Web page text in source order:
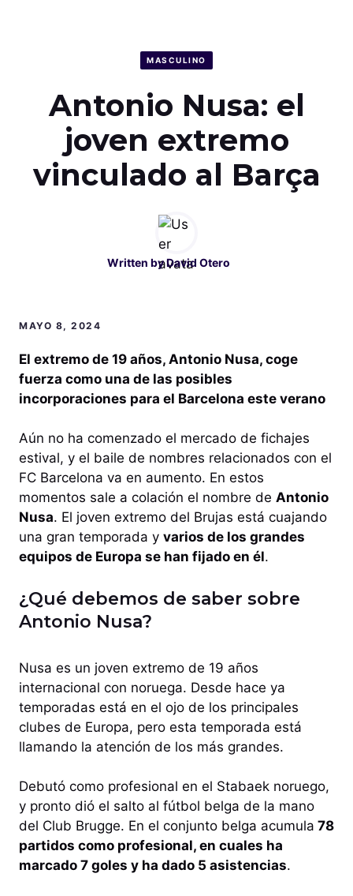
MASCULINO
Antonio Nusa: el
joven extremo
vinculado al Barça
Written byDavid Otero
MAYO 8, 2024
El extremo de 19 años, Antonio Nusa, coge
fuerza como una de las posibles
incorporaciones para el Barcelona este verano
Aún no ha comenzado el mercado de fichajes
estival, y el baile de nombres relacionados con el
FC Barcelona va en aumento. En estos
momentos sale a colación el nombre de Antonio
Nusa. El joven extremo del Brujas está cuajando
una gran temporada y varios de los grandes
equipos de Europa se han fijado en él.
¿Qué debemos de saber sobre
Antonio Nusa?
Nusa es un joven extremo de 19 años
internacional con noruega. Desde hace ya
temporadas está en el ojo de los principales
clubes de Europa, pero esta temporada está
llamando la atención de los más grandes.
Debutó como profesional en el Stabaek noruego,
y pronto dió el salto al fútbol belga de la mano
del Club Brugge. En el conjunto belga acumula 78
partidos como profesional, en cuales ha
marcado 7 goles y ha dado 5 asistencias.